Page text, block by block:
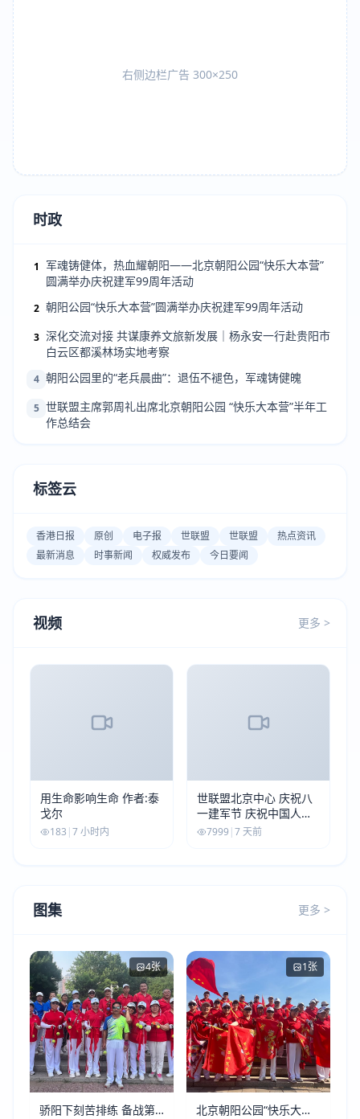
右侧边栏广告 300×250
时政
1
军魂铸健体，热血耀朝阳——北京朝阳公园“快乐大本营”
圆满举办庆祝建军99周年活动
2 朝阳公园“快乐大本营”圆满举办庆祝建军99周年活动
3 深化交流对接 共谋康养文旅新发展｜杨永安一行赴贵阳市
白云区都溪林场实地考察
4 朝阳公园里的“老兵晨曲”：退伍不褪色，军魂铸健魄
5 世联盟主席郭周礼出席北京朝阳公园 “快乐大本营”半年工
作总结会
标签云
香港日报 原创 电子报 世联盟 世联盟
热点资讯
最新消息
时事新闻 权威发布 今日要闻
视频 更多 >
用生命影响生命 作者:泰
戈尔
183 |7 小时内
世联盟北京中心 庆祝八
一建军节 庆祝中国人民
解放军建军99周年
7999 |7 天前
图集 更多 >
4张
骄阳下刻苦排练 备战第
1张
北京朝阳公园“快乐大本